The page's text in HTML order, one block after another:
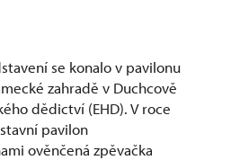
se konalo v pavilonu
zahradě v Duchcově
dědictví (EHD). V roce
pavilon
ověnčená zpěvačka